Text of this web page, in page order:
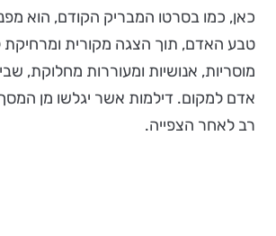
כאן, כמו בסרטו המבריק הקודם, הוא
טבע האדם, תוך הצגה מקורית ומרחיקת
מוסריות, אנושיות ומעוררות מחלוקת,
אדם למקום. דילמות אשר יגלשו מן המסך
רב לאחר הצפייה.